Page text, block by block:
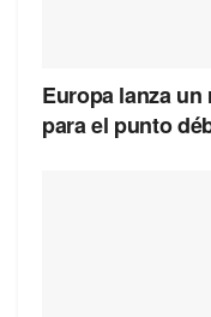
Europa lanza
para el punto